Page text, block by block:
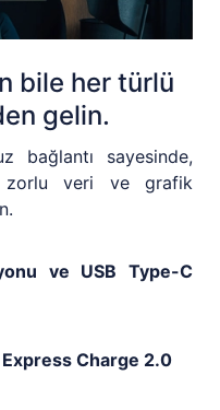
bile her türlü
gelin.
bağlantı sayesinde,
zorlu veri ve grafik
ve USB Type-C
Charge 2.0